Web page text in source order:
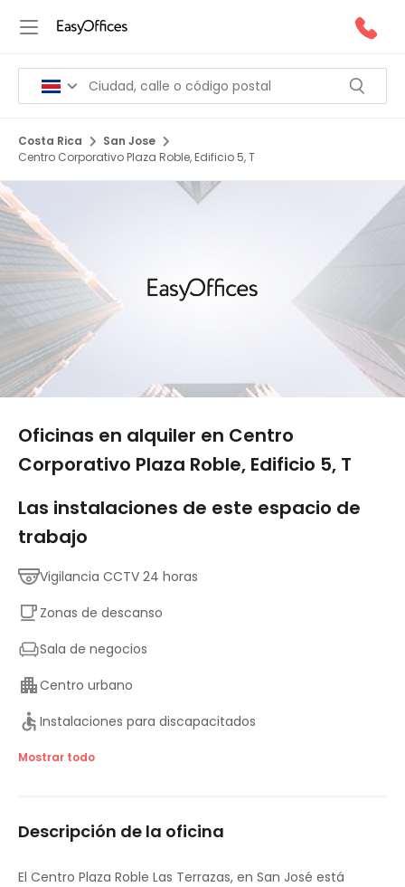
Costa Rica
San Jose
Centro Corporativo Plaza Roble, Edificio 5, T
Oficinas en alquiler en Centro
Corporativo Plaza Roble, Edificio 5, T
Las instalaciones de este espacio de
trabajo
Vigilancia CCTV 24 horas
Zonas de descanso
Sala de negocios
Centro urbano
Instalaciones para discapacitados
Principales enlaces de transporte
Sandwichería / Cafetería
Mostrar todo
Descripción de la oficina
El Centro Plaza Roble Las Terrazas, en San José está